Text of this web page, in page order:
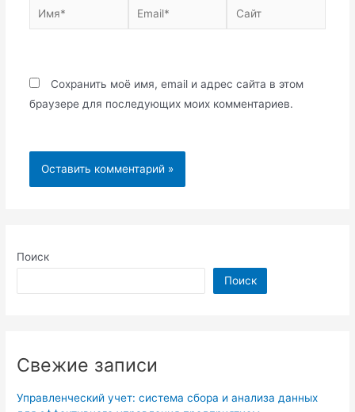
Поиск
Поиск
Свежие записи
Управленческий учет: система сбора и анализа данных
Имя* Email* Сайт
Сохранить моё имя, email и адрес сайта в этом
браузере для последующих моих комментариев.